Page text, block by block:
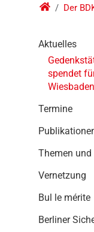
Der
Aktuelles
spendet
Wiesbaden
Termine
Themen und
Vernetzung
Bul le mérite
Berliner